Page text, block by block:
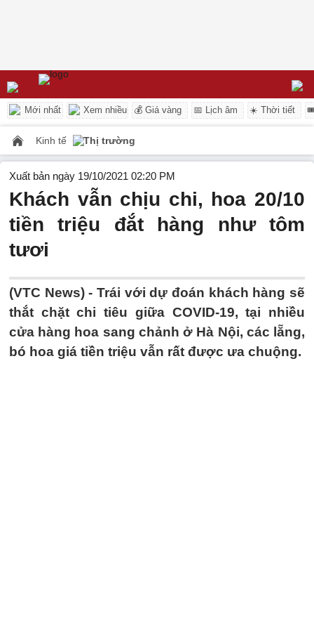
Mới nhất Xem nhiều 💰 Giá vàng 📅 Lịch âm ☀️ Thời tiết
Kinh tế Thị trường
Xuất bản ngày 19/10/2021 02:20 PM
Khách vẫn chịu chi, hoa 20/10
tiền triệu đắt hàng như tôm
tươi
(VTC News) - Trái với dự đoán khách hàng sẽ
thắt chặt chi tiêu giữa COVID-19, tại nhiều
cửa hàng hoa sang chảnh ở Hà Nội, các lẵng,
bó hoa giá tiền triệu vẫn rất được ưa chuộng.